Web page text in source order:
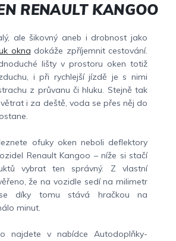
RENAULT KANGOO
ale šikovný aneb i drobnost jako
okna dokáže zpříjemnit cestování.
lišty v prostoru oken totiž
i při rychlejší jízdě je s nimi
z průvanu či hluku. Stejně tak
i za deště, voda se přes něj do
ofuky oken neboli deflektory
Renault Kangoo – níže si stačí
vybrat ten správný. Z vlastní
že na vozidle sedí na milimetr
díky tomu stává hračkou na
minut.
najdete v nabídce Autodoplňky-